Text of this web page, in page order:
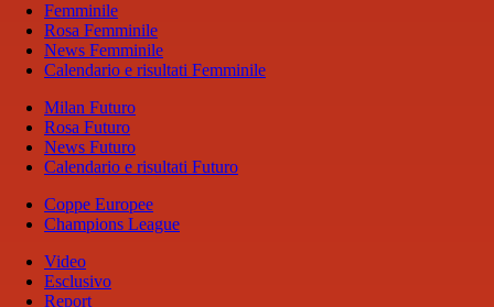
Femminile
Rosa Femminile
News Femminile
Calendario e risultati Femminile
Milan Futuro
Rosa Futuro
News Futuro
Calendario e risultati Futuro
Coppe Europee
Champions League
Video
Esclusivo
Report